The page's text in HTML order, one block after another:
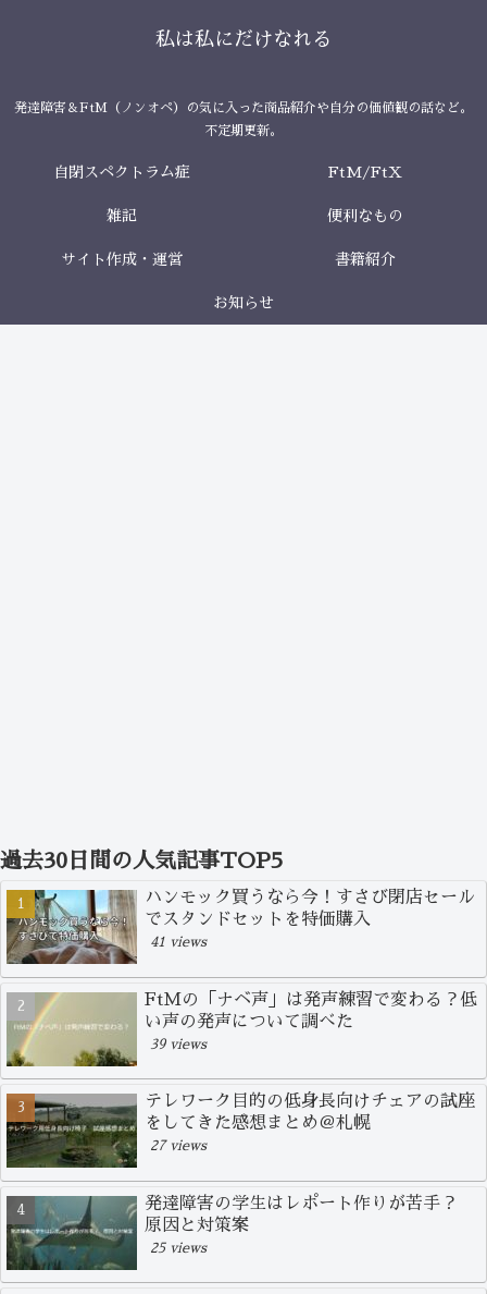
私は私にだけなれる
発達障害＆FtM（ノンオペ）の気に入った商品紹介や自分の価値観の話など。
不定期更新。
自閉スペクトラム症 FtM/FtX
雑記 便利なもの
サイト作成・運営 書籍紹介
お知らせ
過去30日間の人気記事TOP5
ハンモック買うなら今！すさび閉店セール
でスタンドセットを特価購入
41 views
FtMの「ナベ声」は発声練習で変わる？低
い声の発声について調べた
39 views
テレワーク目的の低身長向けチェアの試座
をしてきた感想まとめ＠札幌
27 views
発達障害の学生はレポート作りが苦手？
原因と対策案
25 views